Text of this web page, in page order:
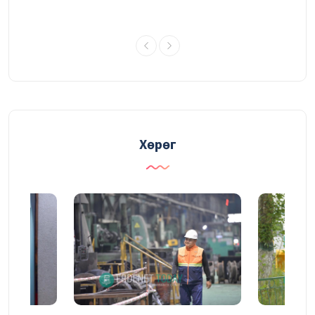
судалгаагаа өргөжүүлж байна
ГАЛАА ИНЖЕНЕР
30/07/2026
Уулын ажлын төлөвлөгөөг давуулан
Хөрөг